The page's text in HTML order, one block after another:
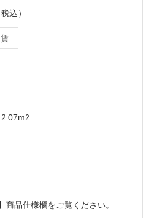
込）
商品仕様欄をご覧ください。